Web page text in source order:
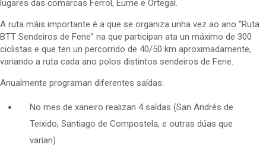
lugares das comarcas Ferrol, Eume e Ortegal.
A ruta máis importante é a que se organiza unha vez ao ano “Ruta
BTT Sendeiros de Fene” na que participan ata un máximo de 300
ciclistas e que ten un percorrido de 40/50 km aproximadamente,
variando a ruta cada ano polos distintos sendeiros de Fene.
Anualmente programan diferentes saídas:
No mes de xaneiro realizan 4 saídas (San Andrés de
Teixido, Santiago de Compostela, e outras dúas que
varían)